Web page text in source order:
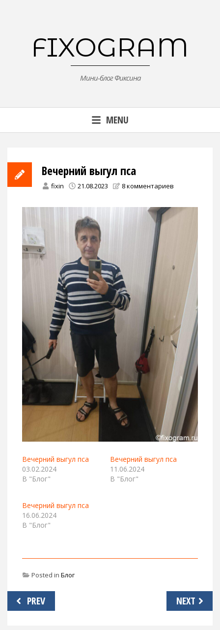
FIXOGRAM
Мини-блог Фиксина
MENU
Вечерний выгул пса
fixin 21.08.2023 8 комментариев
Вечерний выгул пса
03.02.2024
В "Блог"
Вечерний выгул пса
11.06.2024
В "Блог"
Вечерний выгул пса
16.06.2024
В "Блог"
Posted in Блог
Навигация
по
PREV NEXT